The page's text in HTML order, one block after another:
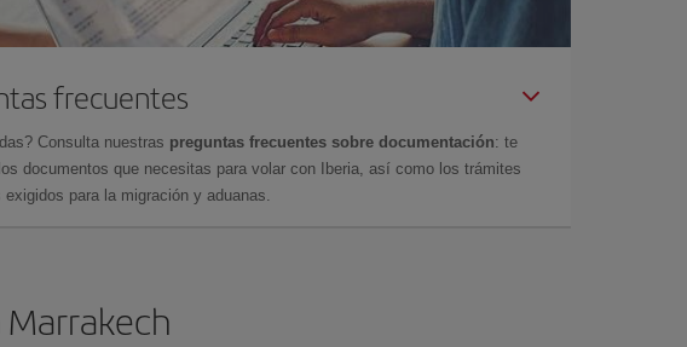
frecuentes
Consulta nuestras preguntas frecuentes sobre documentación: te
documentos que necesitas para volar con Iberia, así como los trámites
para la migración y aduanas.